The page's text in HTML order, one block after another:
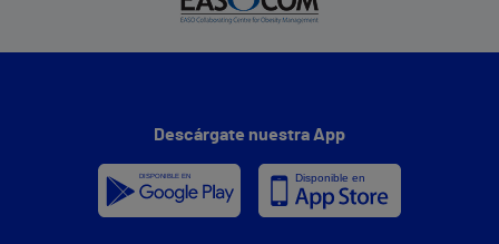
Descárgate nuestra App